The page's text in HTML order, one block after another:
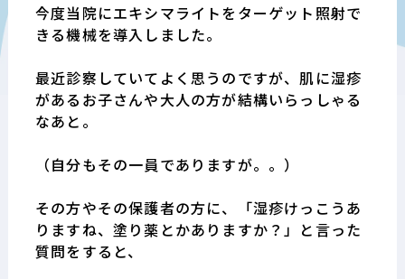
今度当院にエキシマライトをターゲット照射で
きる機械を導入しました。
最近診察していてよく思うのですが、肌に湿疹
があるお子さんや大人の方が結構いらっしゃる
なあと。
（自分もその一員でありますが。。）
その方やその保護者の方に、「湿疹けっこうあ
りますね、塗り薬とかありますか？」と言った
質問をすると、